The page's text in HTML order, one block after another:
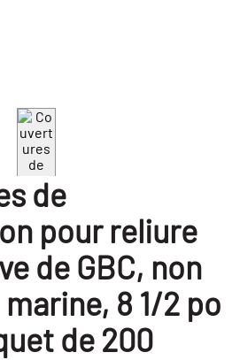
de
pour reliure
de GBC, non
8 1/2 po
de 200